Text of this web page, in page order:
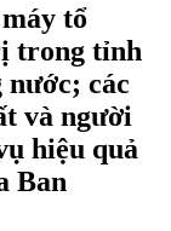
tổ
trong tỉnh
các
và người
hiệu quả
Ban